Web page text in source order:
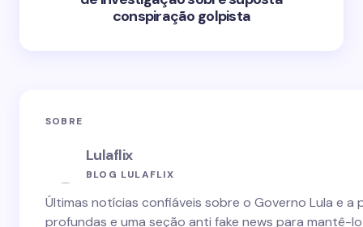
conspiração golpista
SOBRE
Lulaflix
BLOG LULAFLIX
Últimas notícias confiáveis sobre o Governo Lula e
profundas e uma seção anti fake news para mantê-